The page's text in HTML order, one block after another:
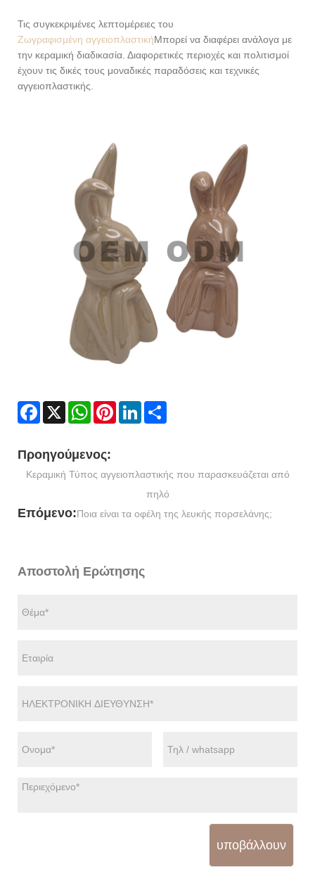
Τις συγκεκριμένες λεπτομέρειες του
Ζωγραφισμένη αγγειοπλαστικήΜπορεί να διαφέρει ανάλογα με
την κεραμική διαδικασία. Διαφορετικές περιοχές και πολιτισμοί
έχουν τις δικές τους μοναδικές παραδόσεις και τεχνικές
αγγειοπλαστικής.
Facebook
X WhatsAppPinterestLinkedIn
Προηγούμενος:
Κεραμική Τύπος αγγειοπλαστικής που παρασκευάζεται από
πηλό
Επόμενο:Ποια είναι τα οφέλη της λευκής πορσελάνης;
Αποστολή Ερώτησης
υποβάλλουν